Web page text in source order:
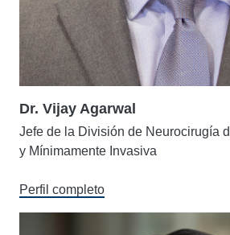
Dr. Vijay Agarwal
Jefe de la División de Neurocirugía
y Mínimamente Invasiva
Perfil completo